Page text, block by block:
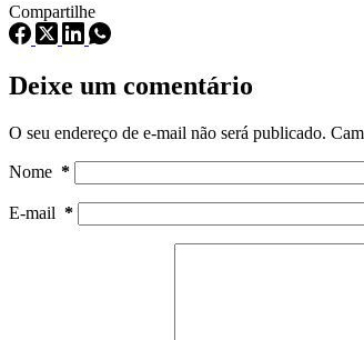
Compartilhe
Deixe um comentário
O seu endereço de e-mail não será publicado.
Nome *
E-mail *